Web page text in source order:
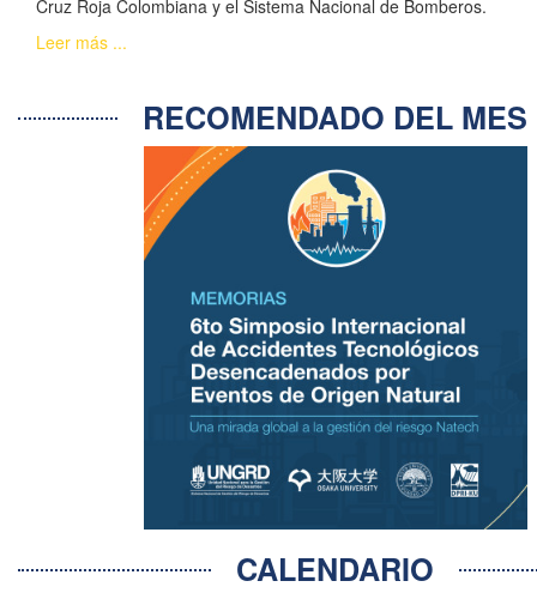
Cruz Roja Colombiana y el Sistema Nacional de Bomberos.
Leer más ...
RECOMENDADO DEL
CALENDARIO